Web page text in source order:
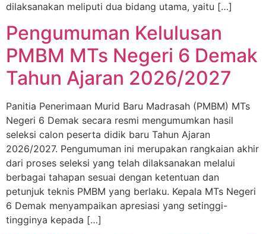
dilaksanakan meliputi dua bidang utama, yaitu […]
Pengumuman Kelulusan
PMBM MTs Negeri 6 Demak
Tahun Ajaran 2026/2027
Panitia Penerimaan Murid Baru Madrasah (PMBM) MTs
Negeri 6 Demak secara resmi mengumumkan hasil
seleksi calon peserta didik baru Tahun Ajaran
2026/2027. Pengumuman ini merupakan rangkaian akhir
dari proses seleksi yang telah dilaksanakan melalui
berbagai tahapan sesuai dengan ketentuan dan
petunjuk teknis PMBM yang berlaku. Kepala MTs Negeri
6 Demak menyampaikan apresiasi yang setinggi-
tingginya kepada […]